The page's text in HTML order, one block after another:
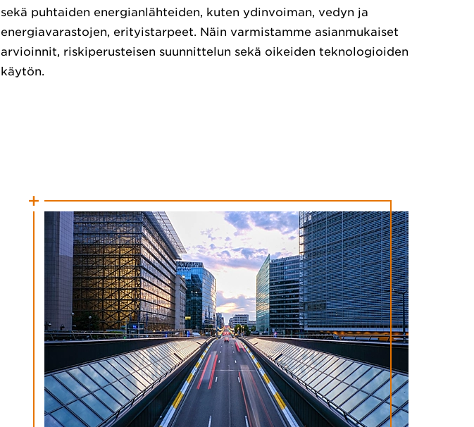
sekä puhtaiden energianlähteiden, kuten ydinvoiman, vedyn ja
energiavarastojen, erityistarpeet. Näin varmistamme asianmukaiset
arvioinnit, riskiperusteisen suunnittelun sekä oikeiden teknologioiden
käytön.